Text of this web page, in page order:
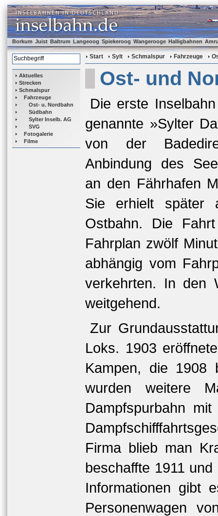
Borkum Juist Baltrum Langeoog Spiekeroog Wangerooge Halligbahnen
Aktuelles
Strecken
Schmalspur
Fahrzeuge
Ost- u. Nordbahn
Südbahn
Sylter Inselb. AG
SVG
Fotogalerie
Filme
Start Sylt Schmalspur Fahrzeuge
Ost- und
Die erste
genannte »Sylter
von der
Anbindung des
an den Fährhafen
Sie erhielt später
Ostbahn. Die
Fahrplan zwölf
abhängig vom
verkehrten. In den
weitgehend.
Zur
Loks. 1903
Kampen, die 1908
wurden weitere
Dampfspurbahn
Firma blieb man
beschaffte 1911
Informationen gibt
Personenwagen